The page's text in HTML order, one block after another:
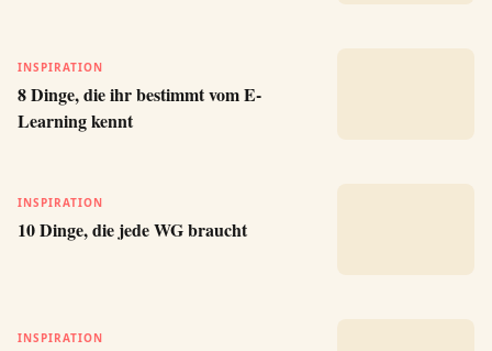
INSPIRATION
8 Dinge, die ihr bestimmt vom E-
Learning kennt
INSPIRATION
10 Dinge, die jede WG braucht
INSPIRATION